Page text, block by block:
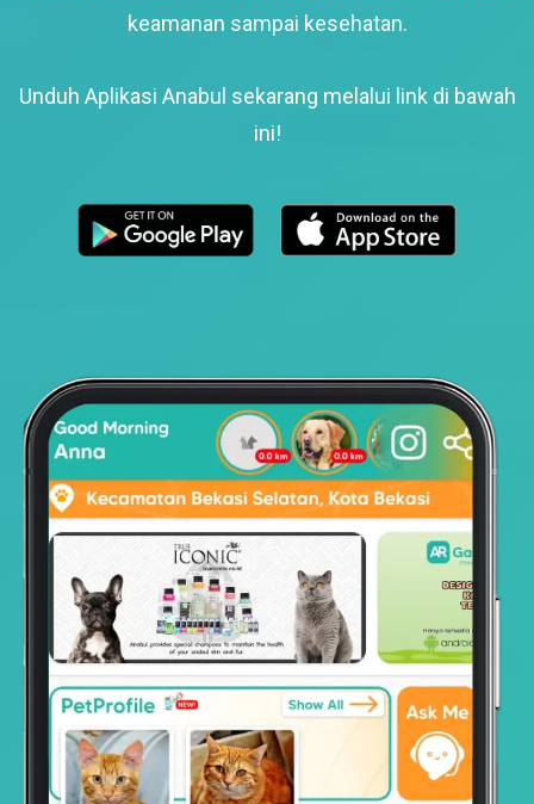
keamanan sampai kesehatan.
Unduh Aplikasi Anabul sekarang melalui link di bawah
ini!